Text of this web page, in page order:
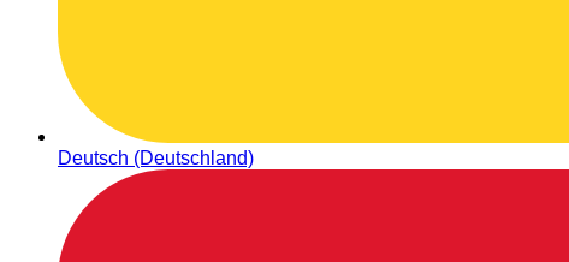
Deutsch (Deutschland)